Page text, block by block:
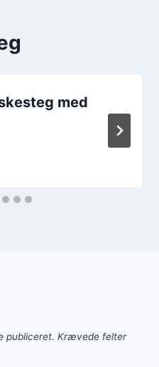
med
publiceret. Krævede felter